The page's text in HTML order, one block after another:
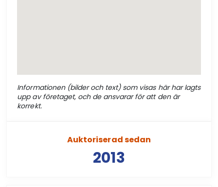
Informationen (bilder och text) som visas här har lagts
upp av företaget, och de ansvarar för att den är
korrekt.
Auktoriserad sedan
2013